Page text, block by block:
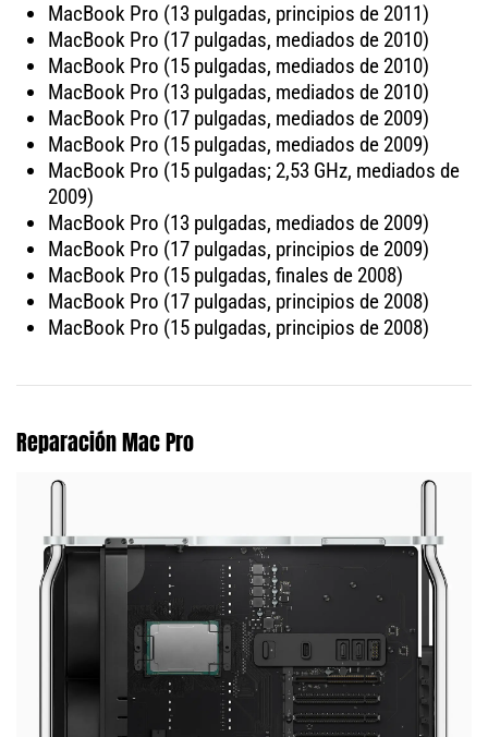
MacBook Pro (13 pulgadas, principios de 2011)
MacBook Pro (17 pulgadas, mediados de 2010)
MacBook Pro (15 pulgadas, mediados de 2010)
MacBook Pro (13 pulgadas, mediados de 2010)
MacBook Pro (17 pulgadas, mediados de 2009)
MacBook Pro (15 pulgadas, mediados de 2009)
MacBook Pro (15 pulgadas; 2,53 GHz, mediados de
2009)
MacBook Pro (13 pulgadas, mediados de 2009)
MacBook Pro (17 pulgadas, principios de 2009)
MacBook Pro (15 pulgadas, finales de 2008)
MacBook Pro (17 pulgadas, principios de 2008)
MacBook Pro (15 pulgadas, principios de 2008)
Reparación Mac Pro